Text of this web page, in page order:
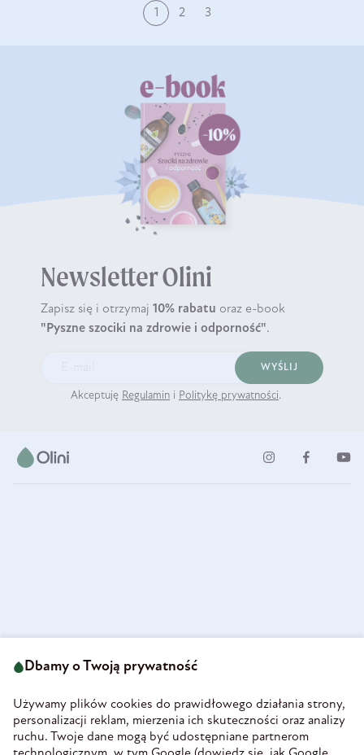
1 2 3
Newsletter Olini
Zapisz się i otrzymaj 10% rabatu oraz e-book
"Pyszne szociki na zdrowie i odporność".
WYŚLIJ
Akceptuję Regulamin i Politykę prywatności.
58-160 Świebodzice
REGON 890213034
INFORMACJE
Dbamy o Twoją prywatność
Używamy plików cookies do prawidłowego działania strony,
personalizacji reklam, mierzenia ich skuteczności oraz analizy
ruchu. Twoje dane mogą być udostępniane partnerom